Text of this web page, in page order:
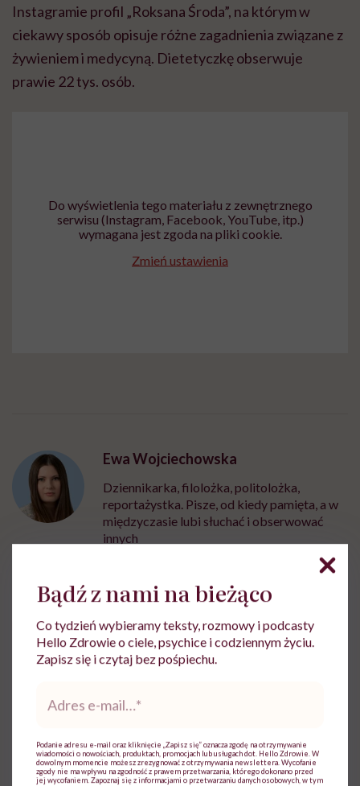
Instagramie profil „Roksana Środa”, na którym w
ciekawy sposób opisuje różne zagadnienia związane z
żywieniem i medycyną. Dietetyczkę obserwuje
prawie 22 tys. osób.
Do wyświetlenia tego materiału z zewnętrznego
serwisu (Instagram, Facebook, YouTube, itp.)
wymagana jest zgoda na pliki cookie.
Zmień ustawienia
Ewa Wojciechowska
Dziennikarka, filolożka, politolożka,
reportażystka. Pisze, od kiedy pamięta, a w
międzyczasie lubi słuchać i obserwować
innych
Udostępnij
Bądź z nami na bieżąco
Co tydzień wybieramy teksty, rozmowy i podcasty
Hello Zdrowie o ciele, psychice i codziennym życiu.
Zapisz się i czytaj bez pośpiechu.
mail*
Podanie adresu e-mail oraz kliknięcie „Zapisz się” oznacza zgodę na otrzymywanie
wiadomości o nowościach, produktach, promocjach lub usługach dot. Hello Zdrowie. W
dowolnym momencie możesz zrezygnować z otrzymywania newslettera. Wycofanie
zgody nie ma wpływu na zgodność z prawem przetwarzania, którego dokonano przed
jej wycofaniem. Zapoznaj się z informacjami o przetwarzaniu danych osobowych, w tym